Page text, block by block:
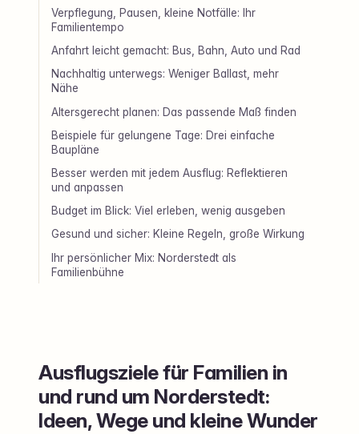
Verpflegung, Pausen, kleine Notfälle: Ihr
Familientempo
Anfahrt leicht gemacht: Bus, Bahn, Auto und Rad
Nachhaltig unterwegs: Weniger Ballast, mehr
Nähe
Altersgerecht planen: Das passende Maß finden
Beispiele für gelungene Tage: Drei einfache
Baupläne
Besser werden mit jedem Ausflug: Reflektieren
und anpassen
Budget im Blick: Viel erleben, wenig ausgeben
Gesund und sicher: Kleine Regeln, große Wirkung
Ihr persönlicher Mix: Norderstedt als
Familienbühne
Ausflugsziele für Familien in
und rund um Norderstedt:
Ideen, Wege und kleine Wunder